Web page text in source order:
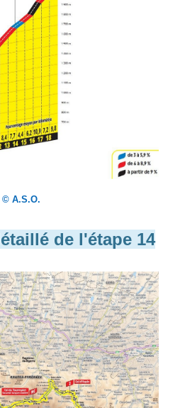
© A.S.O.
de l'étape 14